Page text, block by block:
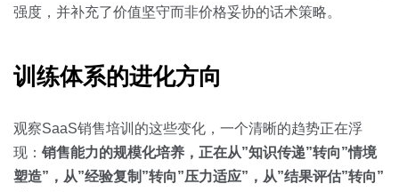
强度，并补充了价值坚守而非价格妥协的话术策略。
训练体系的进化方向
观察SaaS销售培训的这些变化，一个清晰的趋势正在浮
现： 销售能力的规模化培养，正在从”知识传递”转向”情境
塑造”，从”经验复制”转向”压力适应”，从”结果评估”转向”